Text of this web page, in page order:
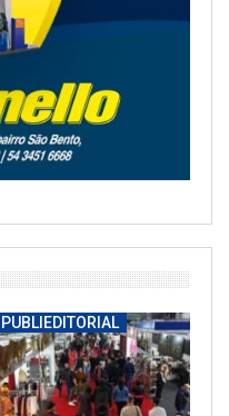
PUBLIEDITORIAL